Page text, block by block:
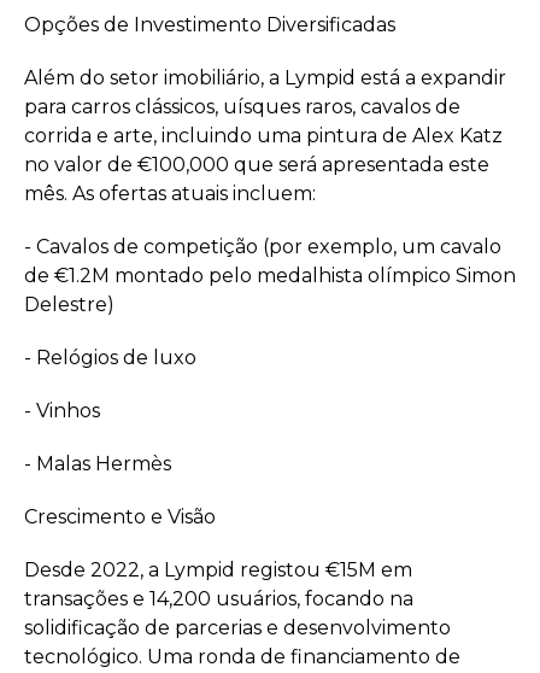
Opções de Investimento Diversificadas
Além do setor imobiliário, a Lympid está a expandir
para carros clássicos, uísques raros, cavalos de
corrida e arte, incluindo uma pintura de Alex Katz
no valor de €100,000 que será apresentada este
mês. As ofertas atuais incluem:
- Cavalos de competição (por exemplo, um cavalo
de €1.2M montado pelo medalhista olímpico Simon
Delestre)
- Relógios de luxo
- Vinhos
- Malas Hermès
Crescimento e Visão
Desde 2022, a Lympid registou €15M em
transações e 14,200 usuários, focando na
solidificação de parcerias e desenvolvimento
tecnológico. Uma ronda de financiamento de